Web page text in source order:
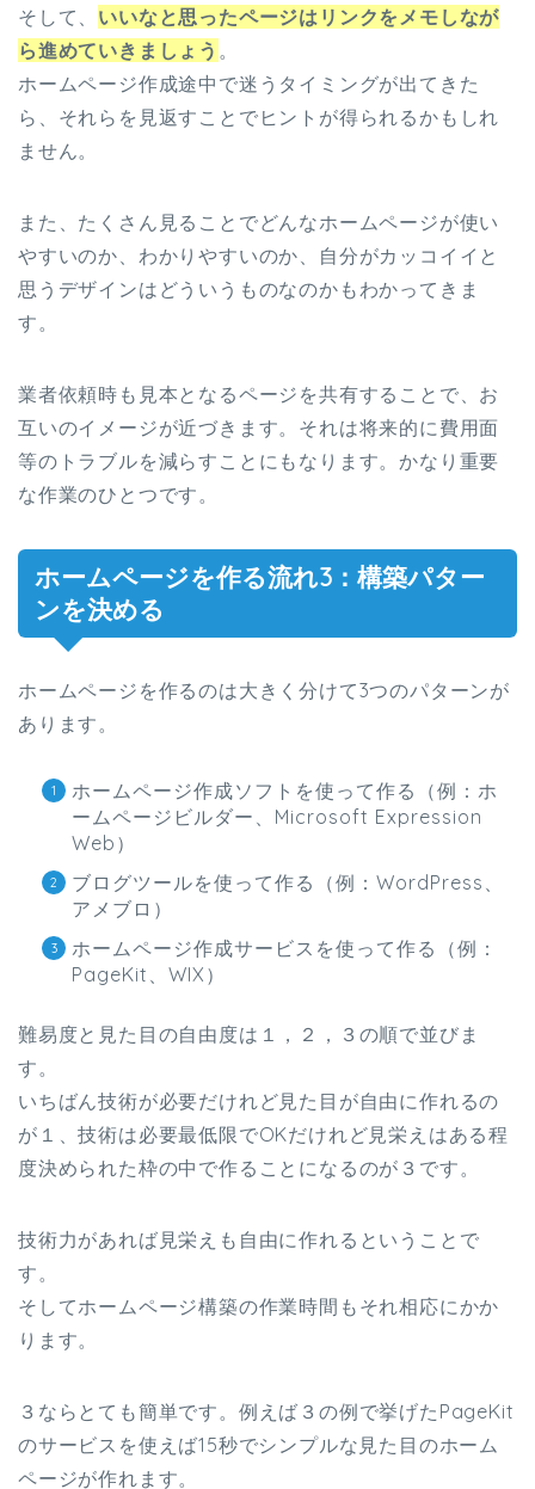
そして、 いいなと思ったページはリンクをメモしなが
ら進めていきましょう 。
ホームページ作成途中で迷うタイミングが出てきた
ら、それらを見返すことでヒントが得られるかもしれ
ません。
また、たくさん見ることでどんなホームページが使い
やすいのか、わかりやすいのか、自分がカッコイイと
思うデザインはどういうものなのかもわかってきま
す。
業者依頼時も見本となるページを共有することで、お
互いのイメージが近づきます。それは将来的に費用面
等のトラブルを減らすことにもなります。かなり重要
な作業のひとつです。
ホームページを作る流れ3：構築パター
ンを決める
ホームページを作るのは大きく分けて3つのパターンが
あります。
ホームページ作成ソフトを使って作る（例：ホ
ームページビルダー、Microsoft Expression
Web）
ブログツールを使って作る（例：WordPress、
アメブロ）
ホームページ作成サービスを使って作る（例：
PageKit、WIX）
難易度と見た目の自由度は１，２，３の順で並びま
す。
いちばん技術が必要だけれど見た目が自由に作れるの
が１、技術は必要最低限でOKだけれど見栄えはある程
度決められた枠の中で作ることになるのが３です。
技術力があれば見栄えも自由に作れるということで
す。
そしてホームページ構築の作業時間もそれ相応にかか
ります。
３ならとても簡単です。例えば３の例で挙げたPageKit
のサービスを使えば15秒でシンプルな見た目のホーム
ページが作れます。